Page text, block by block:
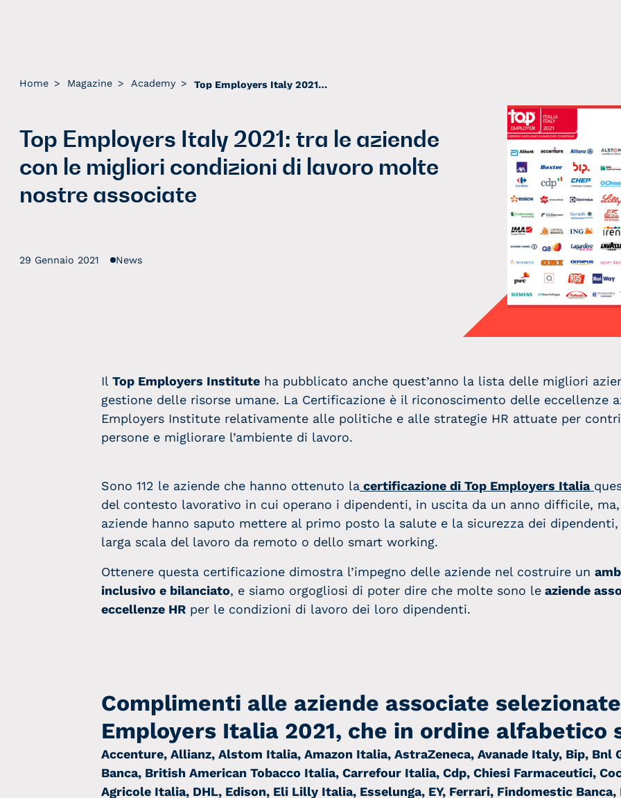
Home > Magazine > Academy > Top Employers Italy 2021: tra le aziende con le migliori condizioni di lavoro molte nostre associate
Top Employers Italy 2021: tra le aziende
con le migliori condizioni di lavoro molte
nostre associate
29 Gennaio 2021 News
Il Top Employers Institute ha pubblicato anche quest’anno la lista delle migliori
gestione delle risorse umane. La Certificazione è il riconoscimento delle eccellenze
Employers Institute relativamente alle politiche e alle strategie HR attuate per
persone e migliorare l’ambiente di lavoro.
Sono 112 le aziende che hanno ottenuto la certificazione di Top Employers Italia
del contesto lavorativo in cui operano i dipendenti, in uscita da un anno difficile,
aziende hanno saputo mettere al primo posto la salute e la sicurezza dei dipendenti,
larga scala del lavoro da remoto o dello smart working.
Ottenere questa certificazione dimostra l’impegno delle aziende nel costruire un
inclusivo e bilanciato, e siamo orgogliosi di poter dire che molte sono le aziende
eccellenze HR per le condizioni di lavoro dei loro dipendenti.
Complimenti alle aziende associate
Employers Italia 2021, che in ordine alfabetico
Accenture, Allianz, Alstom Italia, Amazon Italia, AstraZeneca, Avanade Italy, Bip, Bnl
Banca, British American Tobacco Italia, Carrefour Italia, Cdp, Chiesi Farmaceutici,
Agricole Italia, DHL, Edison, Eli Lilly Italia, Esselunga, EY, Ferrari, Findomestic